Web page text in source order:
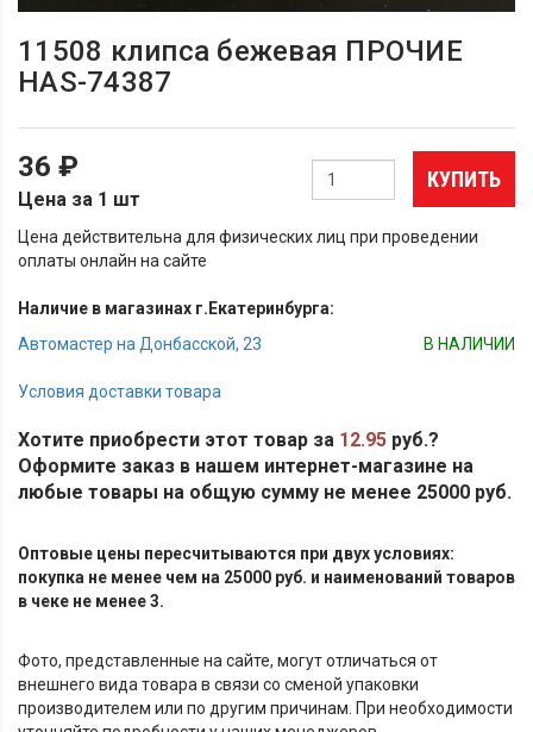
11508 клипса бежевая ПРОЧИЕ
HAS-74387
36 ₽
Цена за 1 шт
КУПИТЬ
Цена действительна для физических лиц при проведении
оплаты онлайн на сайте
Наличие в магазинах г.Екатеринбурга:
Автомастер на Донбасской, 23
В НАЛИЧИИ
Условия доставки товара
Хотите приобрести этот товар за 12.95 руб.?
Оформите заказ в нашем интернет-магазине на
любые товары на общую сумму не менее 25000 руб.
Оптовые цены пересчитываются при двух условиях:
покупка не менее чем на 25000 руб. и наименований товаров
в чеке не менее 3.
Фото, представленные на сайте, могут отличаться от
внешнего вида товара в связи со сменой упаковки
производителем или по другим причинам. При необходимости